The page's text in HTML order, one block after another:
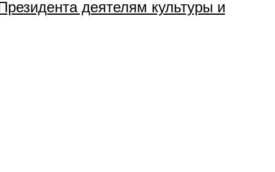
деятелям культуры и